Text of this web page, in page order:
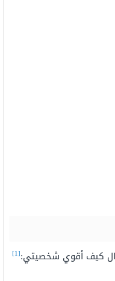
كيف أقوي شخصيتي:[1]